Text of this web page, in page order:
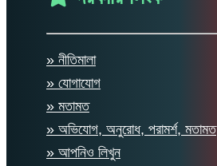
» নীতিমালা
» যোগাযোগ
» মতামত
» অভিযোগ, অনুরোধ, পরামর্শ, মতামত
» আপনিও লিখুন